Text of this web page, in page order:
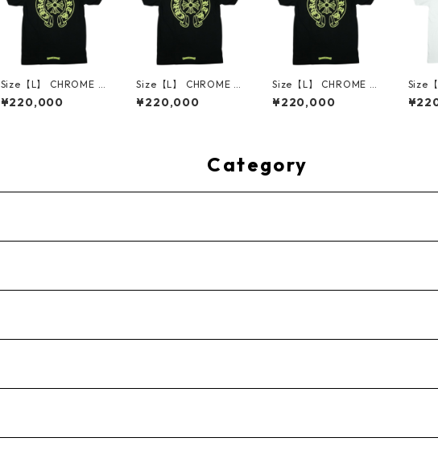
Size【L】 CHROME H
EARTS クロム・ハーツ
HORSESHOE S/S TEE
¥220,000
Size【L】 CHROME H
EARTS クロム・ハーツ
HORSESHOE S/S TEE
¥220,000
Size【L】 CHROME H
EARTS クロム・ハーツ
HORSESHOE S/S TEE
¥220,000
Size
Category